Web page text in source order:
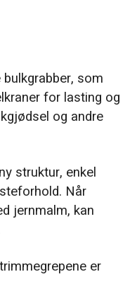
som
for lasting og
og andre
struktur, enkel
Når
jernmalm, kan
er